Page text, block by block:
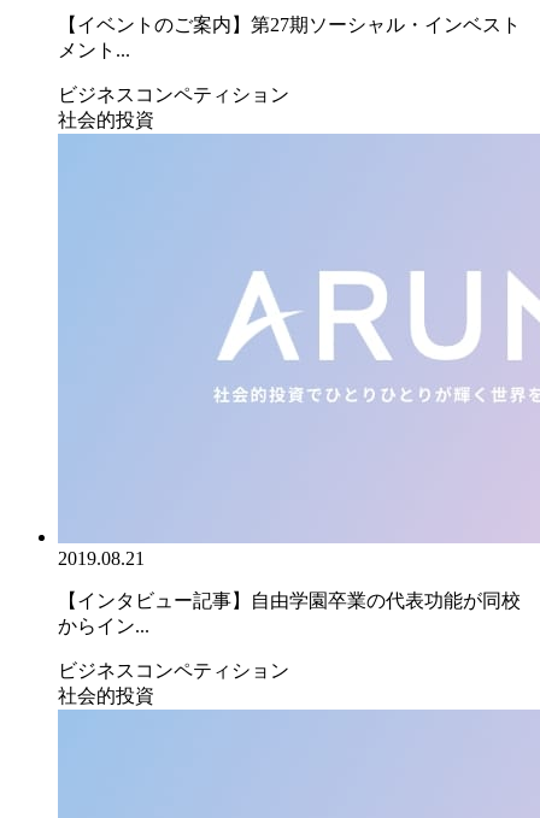
【イベントのご案内】第27期ソーシャル・インベスト
メント...
ビジネスコンペティション
社会的投資
2019.08.21
【インタビュー記事】自由学園卒業の代表功能が同校
からイン...
ビジネスコンペティション
社会的投資